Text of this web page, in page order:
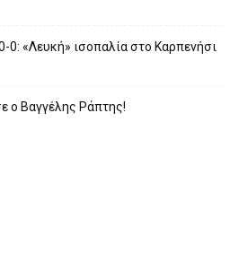
«Λευκή» ισοπαλία στο Καρπενήσι
ο Βαγγέλης Ράπτης!